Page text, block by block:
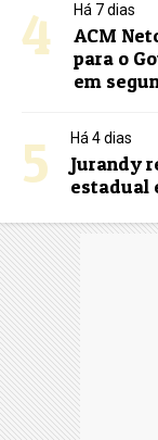
4 Há 7 dias
ACM
para o
em
5 Há 4 dias
Jurandy
estadual